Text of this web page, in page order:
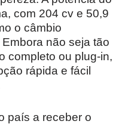
com 204 cv e 50,9
o câmbio
não seja tão
completo ou plug-in,
rápida e fácil
país a receber o